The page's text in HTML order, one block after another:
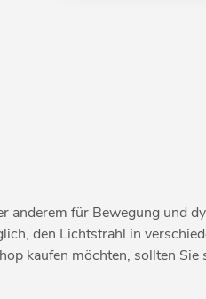
für Bewegung und
den Lichtstrahl in
kaufen möchten, sollten